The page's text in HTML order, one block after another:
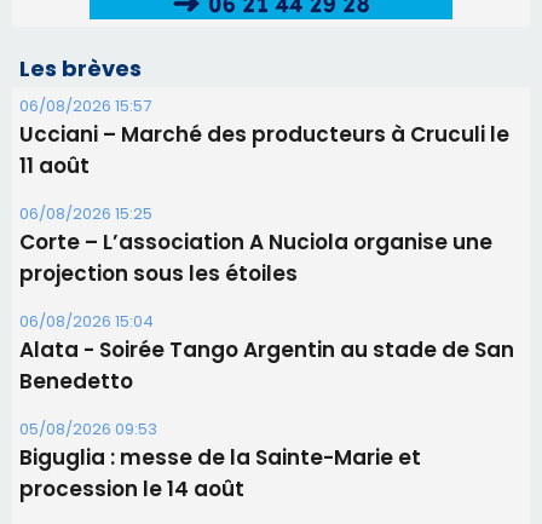
Les brèves
06/08/2026 15:57
Ucciani – Marché des producteurs à Cruculi le
11 août
06/08/2026 15:25
Corte – L’association A Nuciola organise une
projection sous les étoiles
06/08/2026 15:04
Alata - Soirée Tango Argentin au stade de San
Benedetto
05/08/2026 09:53
Biguglia : messe de la Sainte-Marie et
procession le 14 août